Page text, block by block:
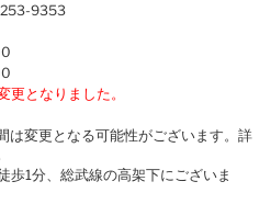
9353
となりました。
は変更となる可能性がございます。詳
歩1分、総武線の高架下にございま